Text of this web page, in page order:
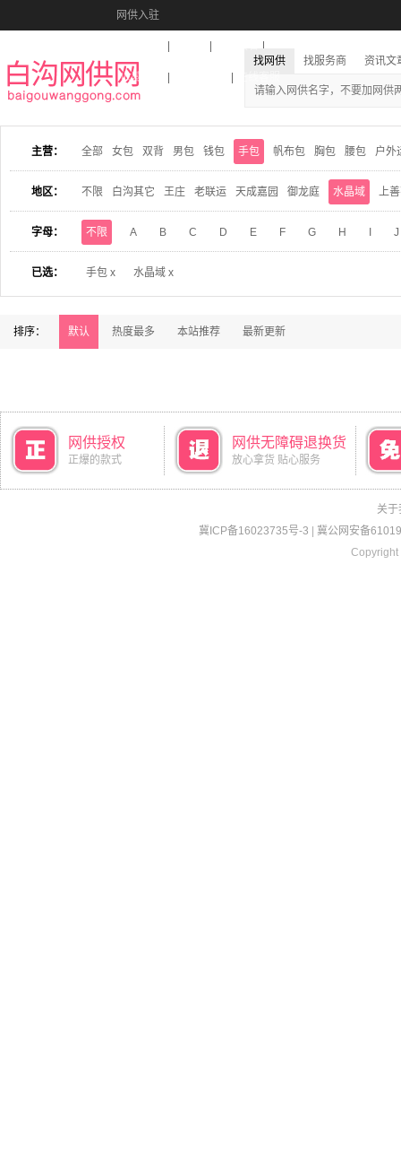
网供入驻
收藏本站
找网供 找服务商 资讯文
主营： 全部 女包 双背 男包 钱包 手包 帆布包 胸包 腰包 户外
地区： 不限 白沟其它 王庄 老联运 天成嘉园 御龙庭 水晶域 上
字母： 不限 A B C D E F G H J
已选： 手包 x 水晶域 x
排序： 默认 热度最多 本站推荐 最新更新
网供授权
正爆的款式
网供无障碍退换货
放心拿货 贴心服务
关于
冀ICP备16023735号-3
冀公网安备